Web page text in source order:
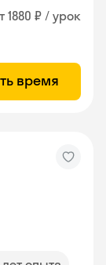
1880 ₽ / урок
время